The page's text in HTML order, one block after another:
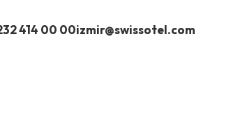
414 00 00izmir@swissotel.com